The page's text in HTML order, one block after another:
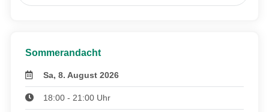
Sommerandacht
Sa, 8. August 2026
18:00 - 21:00 Uhr